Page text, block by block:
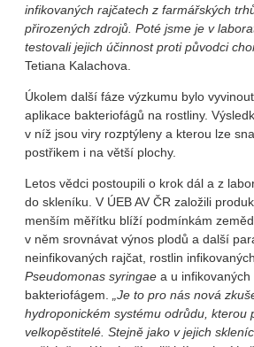
infikovaných rajčatech z farmářských
přirozených zdrojů. Poté jsme je v
testovali jejich účinnost proti původci
Tetiana Kalachova.
Úkolem další fáze výzkumu bylo
aplikace bakteriofágů na rostliny.
v níž jsou viry rozptýleny a kterou lze
postřikem i na větší plochy.
Letos vědci postoupili o krok dál a z
do skleníku. V ÚEB AV ČR založili
menším měřítku blíží podmínkám
v něm srovnávat výnos plodů a další
neinfikovaných rajčat, rostlin
Pseudomonas syringae a u
bakteriofágem. „Je to pro nás nová
hydroponickém systému odrůdu, kterou
velkopěstitelé. Stejně jako v jejich